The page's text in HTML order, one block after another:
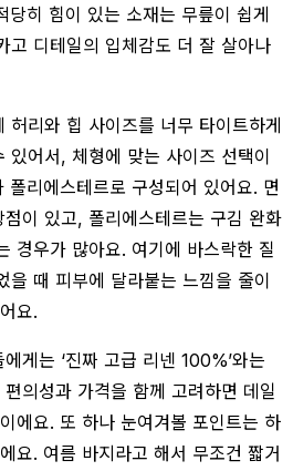
당히 힘이 있는 소재는 무릎이 쉽게
고 디테일의 입체감도 더 잘 살아나
허리와 힙 사이즈를 너무 타이트하게
있어서, 체형에 맞는 사이즈 선택이
폴리에스테르로 구성되어 있어요. 면
이 있고, 폴리에스테르는 구김 완화
경우가 많아요. 여기에 바스락한 질
을 때 피부에 달라붙는 느낌을 줄이
요.
게는 ‘진짜 고급 리넨 100%’와는
의성과 가격을 함께 고려하면 데일
에요. 또 하나 눈여겨볼 포인트는 하
요. 여름 바지라고 해서 무조건 짧거